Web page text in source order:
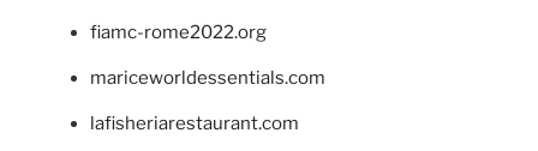
fiamc-rome2022.org
mariceworldessentials.com
lafisheriarestaurant.com